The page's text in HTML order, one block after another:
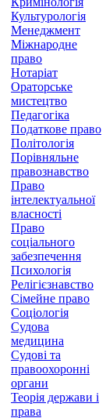
Культурологія
Менеджмент
Міжнародне
право
Нотаріат
Ораторське
мистецтво
Педагогіка
Податкове право
Політологія
Порівняльне
правознавство
Право
інтелектуальної
власності
Право
соціального
забезпечення
Психологія
Релігієзнавство
Сімейне право
Соціологія
Судова
медицина
Судові та
правоохоронні
органи
Теорія держави і
права